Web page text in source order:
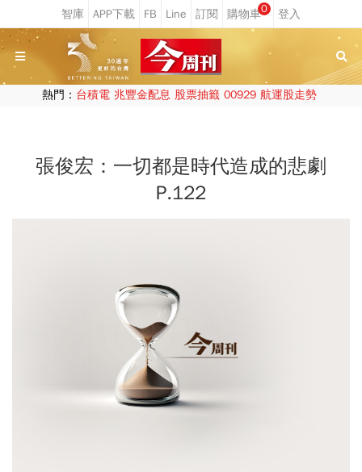
0
熱門： 台積電 兆豐金配息 股票抽籤 00929 航運股走勢
張俊宏：一切都是時代造成的悲劇
P.122